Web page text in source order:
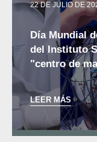
22 DE JULIO DE
Día Mundial
del Instituto
"centro de
LEER MÁS